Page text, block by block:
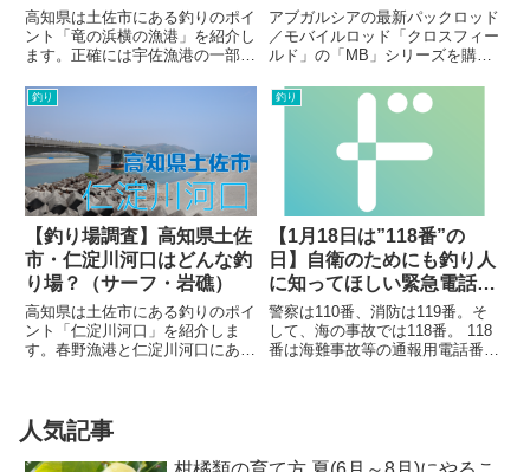
高知県は土佐市にある釣りのポイ
ント「竜の浜横の漁港」を紹介し
ます。正確には宇佐漁港の一部だ
所が分散していて、地図上でも
「宇佐漁港（福島）」などと地名
でも、竜の浜のすぐ横にある漁港
を...
ックロッドを持ってバイク
で釣りに行こう！
アブガルシアの最新パックロッド
／モバイルロッド「クロスフィー
ルド」の「MB」シリーズを購入
レビューします。「クロスフィー
ルド」はその名の通り特定の魚種
イルルアーロッドです。そんな
釣り
【釣り場調査】高知県土佐
市・仁淀川河口はどんな釣
り場？（サーフ・岩礁）
高知県は土佐市にある釣りのポイ
ント「仁淀川河口」を紹介しま
す。春野漁港と仁淀川河口にある
げるために釣り場をしっかりと把
握しようという思惑から始まって
い...
釣り
【1月18日は”118番”の
日】自衛のためにも釣り人
に知ってほしい緊急電話番
号
警察は110番、消防は119番。そ
して、海の事故では118番。 118
番は海難事故等の通報用電話番号
人気記事